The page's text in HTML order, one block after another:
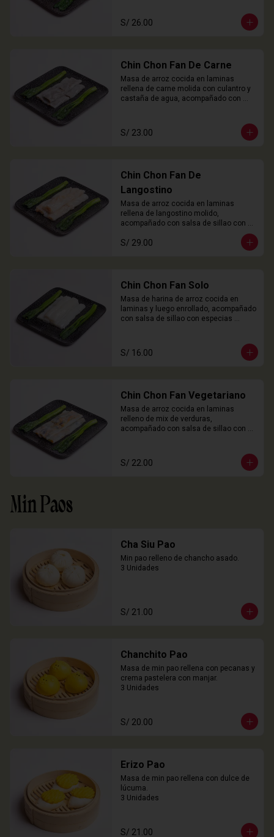
S/ 26.00
Chin Chon Fan De Carne
Masa de arroz cocida en laminas
rellena de carne molida con culantro y
castaña de agua, acompañado con
3 Unidades
S/ 23.00
Chin Chon Fan De
Langostino
Masa de arroz cocida en laminas
rellena de langostino molido,
acompañado con salsa de sillao con
3 Unidades
S/ 29.00
Chin Chon Fan Solo
Masa de harina de arroz cocida en
laminas y luego enrollado, acompañado
con salsa de sillao con especias
S/ 16.00
Chin Chon Fan Vegetariano
Masa de arroz cocida en laminas
relleno de mix de verduras,
acompañado con salsa de sillao con
S/ 22.00
Min Paos
Cha Siu Pao
Min pao relleno de chancho asado.
3 Unidades
S/ 21.00
Chanchito Pao
Masa de min pao rellena con pecanas y
crema pastelera con manjar.
3 Unidades
S/ 20.00
Erizo Pao
Masa de min pao rellena con dulce de
lúcuma.
3 Unidades
S/ 21.00